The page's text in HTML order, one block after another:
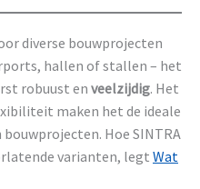
diverse bouwprojecten
hallen of stallen – het
robuust en veelzijdig. Het
maken het de ideale
bouwprojecten. Hoe SINTRA
varianten, legt Wat